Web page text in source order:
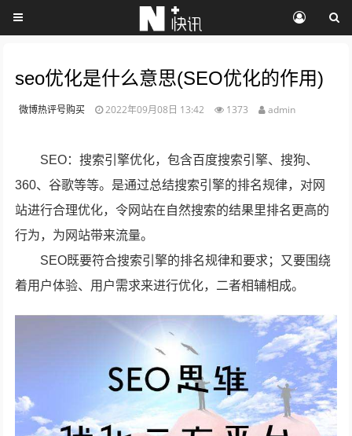
seo优化是什么意思(SEO优化的作用)
微博热评号购买 2022年09月08日 13:42 1373 admin
SEO：搜索引擎优化，包含百度搜索引擎、搜狗、
360、谷歌等等。是通过总结搜索引擎的排名规律，对网
站进行合理优化，令网站在自然搜索的结果里排名更高的
行为，为网站带来流量。
SEO既要符合搜索引擎的排名规律和要求；又要围绕
着用户体验、用户需求来进行优化，二者相辅相成。